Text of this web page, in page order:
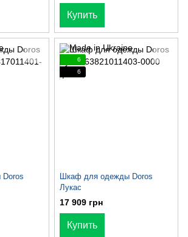
Купить
6
6
Шкаф для одежды Doros
Лукас
17 909 грн
Купить